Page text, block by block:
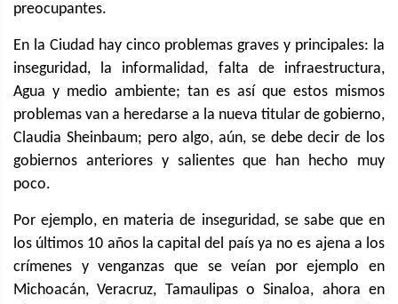
preocupantes.
En la Ciudad hay cinco problemas graves y principales: la
inseguridad, la informalidad, falta de infraestructura,
Agua y medio ambiente; tan es así que estos mismos
problemas van a heredarse a la nueva titular de gobierno,
Claudia Sheinbaum; pero algo, aún, se debe decir de los
gobiernos anteriores y salientes que han hecho muy
poco.
Por ejemplo, en materia de inseguridad, se sabe que en
los últimos 10 años la capital del país ya no es ajena a los
crímenes y venganzas que se veían por ejemplo en
Michoacán, Veracruz, Tamaulipas o Sinaloa, ahora en